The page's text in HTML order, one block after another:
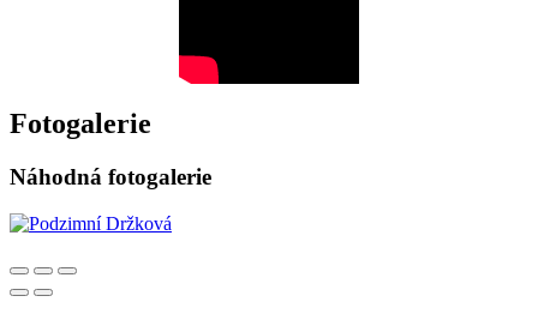
Fotogalerie
Náhodná fotogalerie